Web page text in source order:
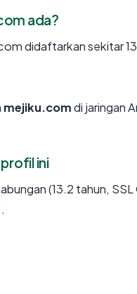
ada?
didaftarkan sekitar
mejiku.comdi jaringan
ini
(13.2 tahun,